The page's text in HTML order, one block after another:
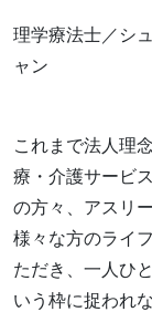
理学療法士／シ
ャン
これまで法人理
療・介護サービ
の方々、アスリ
様々な方のライ
ただき、一人ひ
いう枠に捉われ